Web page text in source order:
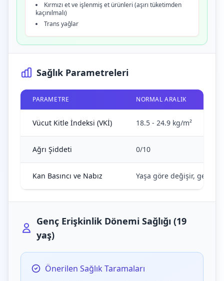
Kırmızı et ve işlenmiş et ürünleri (aşırı tüketimden
kaçınılmalı)
Trans yağlar
Sağlık Parametreleri
PARAMETRE NORMAL ARALIK
Vücut Kitle İndeksi (VKİ) 18.5 - 24.9 kg/m²
Ağrı Şiddeti 0/10
Kan Basıncı ve Nabız Yaşa göre değişir, genel
Genç Erişkinlik Dönemi Sağlığı (19
yaş)
Önerilen Sağlık Taramaları